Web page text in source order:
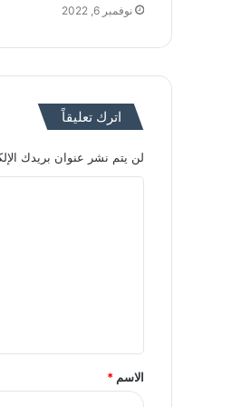
نوفمبر 6, 2022
اترك تعليقاً
لن يتم نشر عنوان بريدك
ق
*
الاسم *